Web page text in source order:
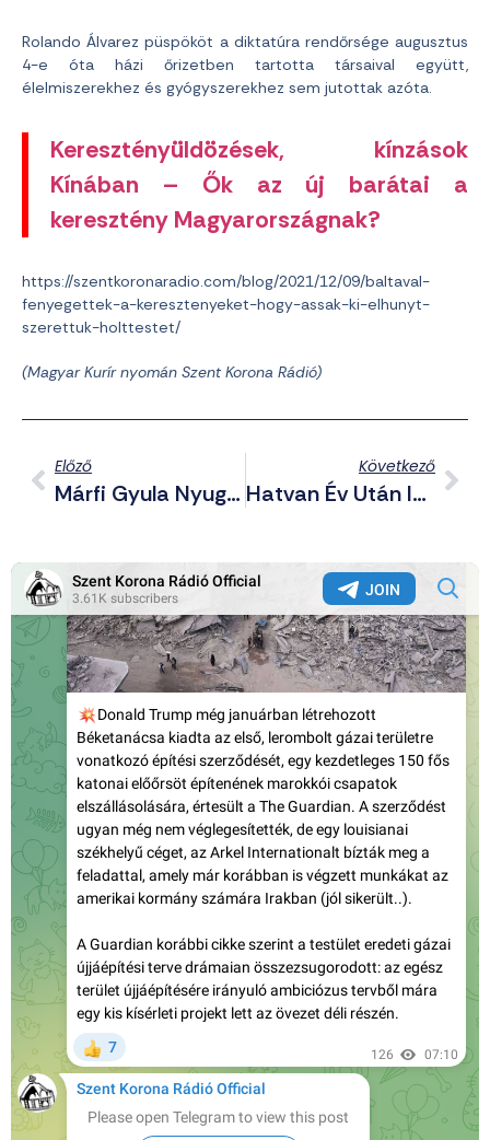
Rolando Álvarez püspököt a diktatúra rendőrsége augusztus
4-e óta házi őrizetben tartotta társaival együtt,
élelmiszerekhez és gyógyszerekhez sem jutottak azóta.
Keresztényüldözések, kínzások
Kínában – Ők az új barátai a
keresztény Magyarországnak?
https://szentkoronaradio.com/blog/2021/12/09/baltaval-
fenyegettek-a-keresztenyeket-hogy-assak-ki-elhunyt-
szerettuk-holttestet/
(Magyar Kurír nyomán Szent Korona Rádió)
Előző
Márfi Gyula Nyugalmazott Érsek Gondolatai A Globalizmusról És A Veszprémi Székesegyház Modernizálásáról
Következő
Hatvan Év Után Is Kitart A De Gaulle Elleni Merényletkísérlet Magyar Elkövetője